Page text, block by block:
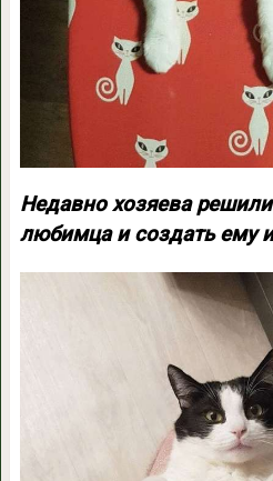
Недавно хозяева
любимца и создать ему